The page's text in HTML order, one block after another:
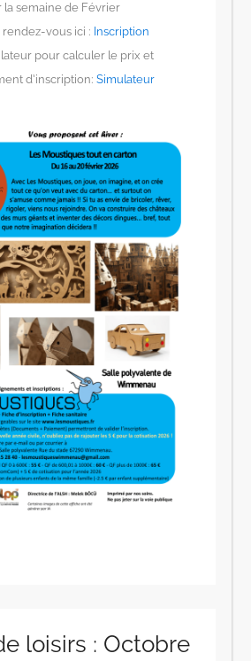
la semaine de Février
rendez-vous ici : Inscription
pour calculer le prix et
d’inscription:Simulateur
loisirs : Octobre